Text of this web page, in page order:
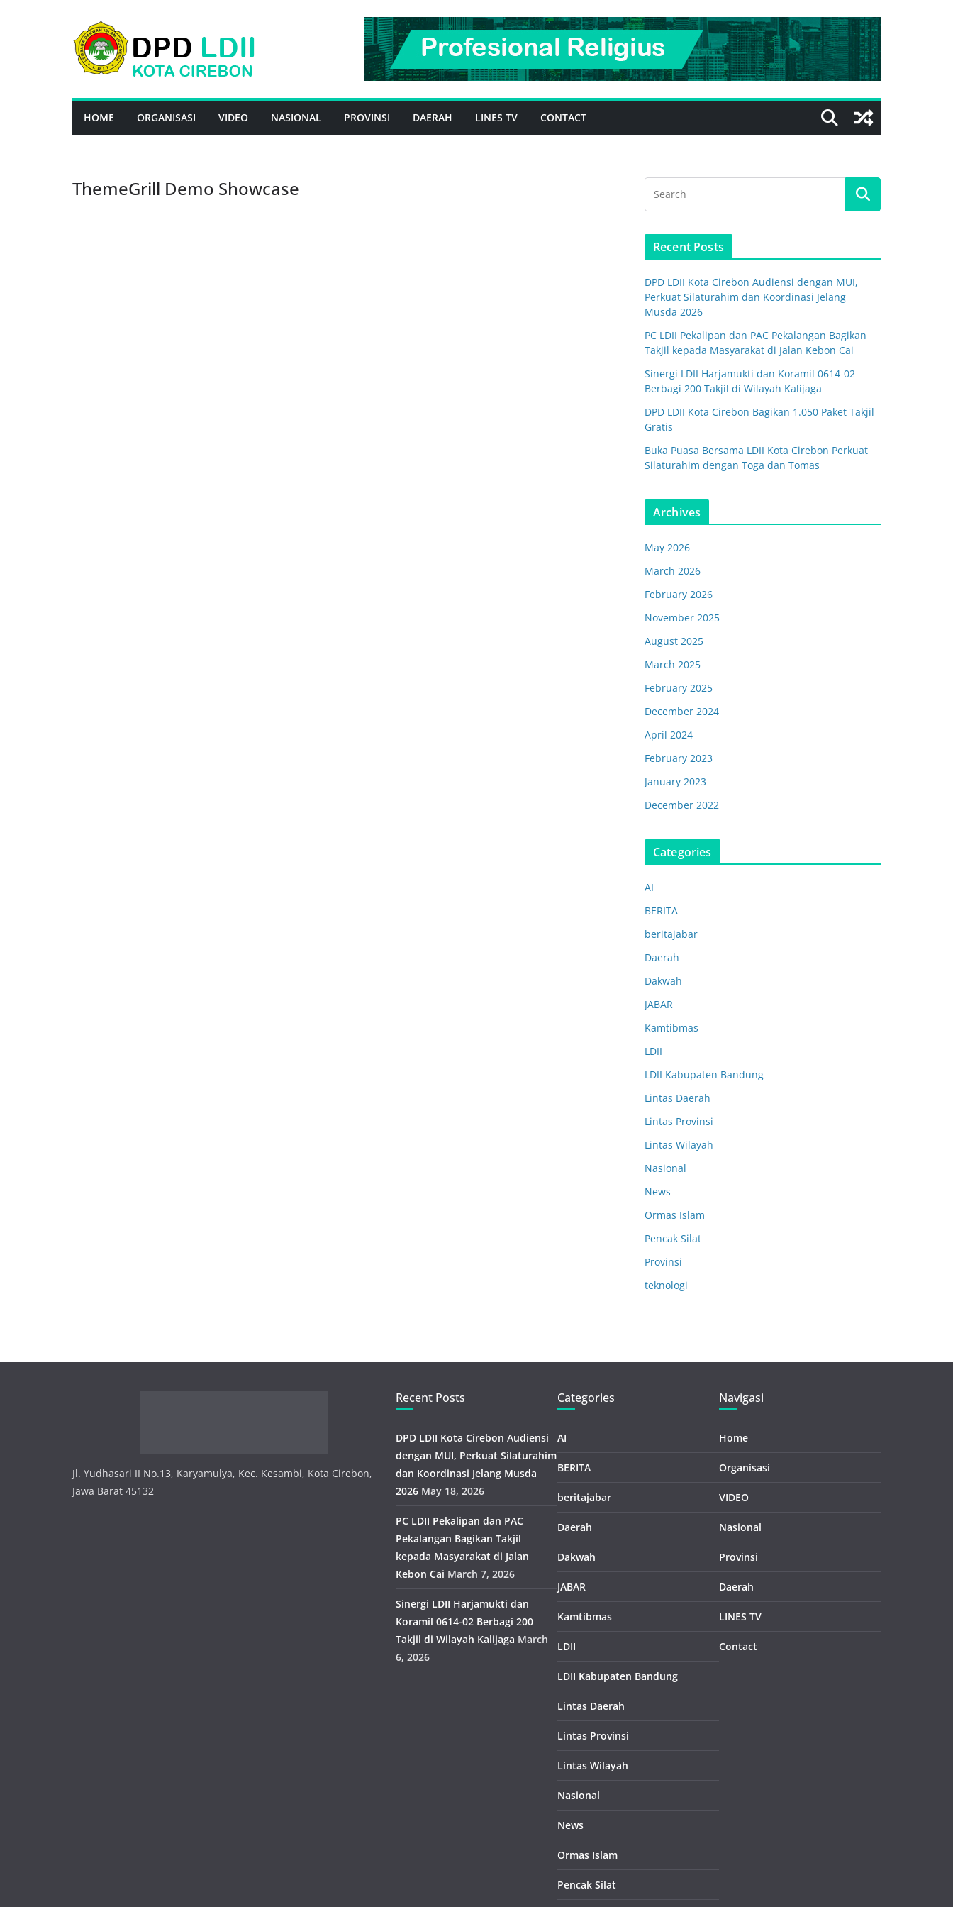
HOME ORGANISASI VIDEO NASIONAL PROVINSI DAERAH LINES TV CONTACT
ThemeGrill Demo Showcase
Recent Posts
DPD LDII Kota Cirebon Audiensi dengan MUI,
Perkuat Silaturahim dan Koordinasi Jelang
Musda 2026
PC LDII Pekalipan dan PAC Pekalangan Bagikan
Takjil kepada Masyarakat di Jalan Kebon Cai
Sinergi LDII Harjamukti dan Koramil 0614-02
Berbagi 200 Takjil di Wilayah Kalijaga
DPD LDII Kota Cirebon Bagikan 1.050 Paket Takjil
Gratis
Buka Puasa Bersama LDII Kota Cirebon Perkuat
Silaturahim dengan Toga dan Tomas
Archives
May 2026
March 2026
February 2026
November 2025
August 2025
March 2025
February 2025
December 2024
April 2024
February 2023
January 2023
December 2022
Categories
AI
BERITA
beritajabar
Daerah
Dakwah
JABAR
Kamtibmas
LDII
LDII Kabupaten Bandung
Lintas Daerah
Lintas Provinsi
Lintas Wilayah
Nasional
News
Ormas Islam
Pencak Silat
Provinsi
teknologi
Jl. Yudhasari II No.13, Karyamulya, Kec. Kesambi, Kota Cirebon,
Jawa Barat 45132
Recent Posts
DPD LDII Kota Cirebon Audiensi
dengan MUI, Perkuat Silaturahim
dan Koordinasi Jelang Musda
2026 May 18, 2026
PC LDII Pekalipan dan PAC
Pekalangan Bagikan Takjil
kepada Masyarakat di Jalan
Kebon Cai March 7, 2026
Sinergi LDII Harjamukti dan
Koramil 0614-02 Berbagi 200
Takjil di Wilayah Kalijaga March
6, 2026
Categories
AI
BERITA
beritajabar
Daerah
Dakwah
JABAR
Kamtibmas
LDII
LDII Kabupaten Bandung
Lintas Daerah
Lintas Provinsi
Lintas Wilayah
Nasional
News
Ormas Islam
Pencak Silat
Navigasi
Home
Organisasi
VIDEO
Nasional
Provinsi
Daerah
LINES TV
Contact